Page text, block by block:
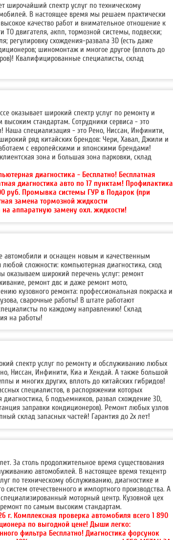
широчайший спектр услуг по техническому
В настоящее время мы решаем практически
качество работ и внимательное отношение к
ТО двигателя, акпп, тормозной системы, подвески;
регулировку схождения-развала 3D (есть даже
шиномонтаж и многое другое (вплоть до
Квалифицированные специалисты, склад
оказывает широкий спектр услуг по ремонту и
стандартам. Сотрудники сервиса - это
Наша специализация - это Рено, Ниссан, Инфинити,
ряд китайских брендов: Чери, Хавал, Джили и
с европейскими и японскими брендами!
зона и большая зона парковки, склад
диагностика - Бесплатно! Бесплатная
диагностика авто по 17 пунктам! Профилактика
руб. Промывка системы ГУР в Подарок (при
замена тормозной жидкости
на аппаратную замену охл. жидкости!
автомобили и оснащен новым и качественным
сложности: компьютерная диагностика, сход
оказываем широкий перечень услуг: ремонт
ремонт двс и даже ремонт мото,
кузовного ремонта: профессиональная покраска и
сварочные работы! В штате работают
по каждому направлению! Склад
на работы!
спектр услуг по ремонту и обслуживанию любых
Ниссан, Инфинити, Киа и Хендай. А также большой
и многих других, вплоть до китайских гибридов!
специалистов, в распоряжении которых
6 подъемников, развал схождение 3D,
заправки кондиционеров). Ремонт любых узлов
склад запасных частей! Гарантия до 2х лет!
За столь продолжительное время существования
автомобилей. В настоящее время техцентр
по техническому обслуживанию, диагностике и
отечественного и импортного производства. А
моторный центр. Кузовной цех
по самым высоким стандартам.
г. Комплексная проверка автомобиля всего 1 890
по выгодной цене! Дыши легко:
фильтра Бесплатно! Диагностика форсунок